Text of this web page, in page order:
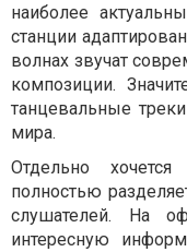
наиболее
станции
волнах звучат
композиции.
танцевальные
мира.
Отдельно хочется
полностью
слушателей. На
интересную